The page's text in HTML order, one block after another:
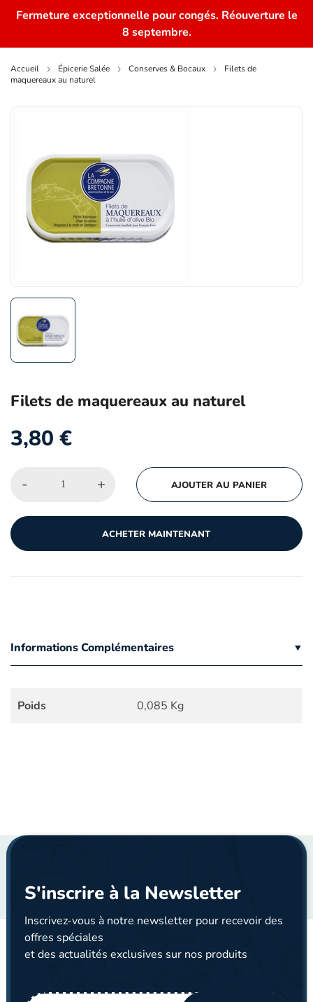
Fermeture exceptionnelle pour congés. Réouverture le
8 septembre.
Accueil Épicerie Salée Conserves & Bocaux
Filets de
maquereaux au naturel
Filets de maquereaux au naturel
3,80 €
- + AJOUTER AU PANIER
ACHETER MAINTENANT
Informations Complémentaires
Poids 0,085 Kg
S'inscrire à la Newsletter
Inscrivez-vous à notre newsletter pour recevoir des
offres spéciales
et des actualités exclusives sur nos produits